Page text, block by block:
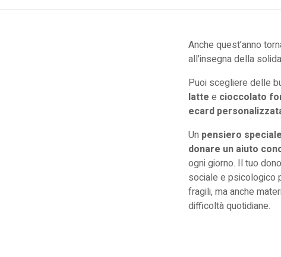
Anche quest’anno
all’insegna della
Puoi scegliere delle
latte e cioccolato
ecard
Un pensiero
donare un aiuto
ogni giorno. Il tuo
sociale e psicologico
fragili, ma anche
difficoltà quotidiane.